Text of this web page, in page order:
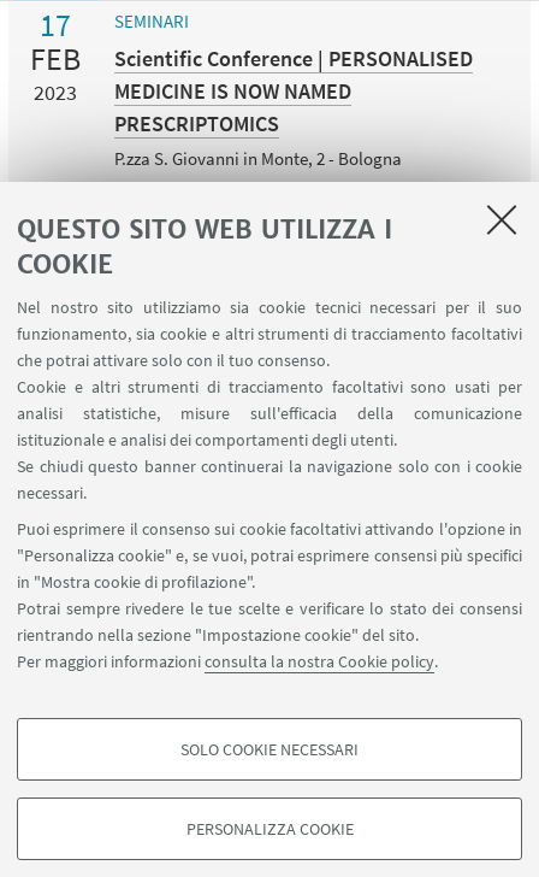
QUESTO SITO WEB UTILIZZA I
COOKIE
Nel nostro sito utilizziamo sia cookie tecnici necessari per il suo
funzionamento, sia cookie e altri strumenti di tracciamento facoltativi
che potrai attivare solo con il tuo consenso.
Cookie e altri strumenti di tracciamento facoltativi sono usati per
analisi statistiche, misure sull'efficacia della comunicazione
istituzionale e analisi dei comportamenti degli utenti.
Se chiudi questo banner continuerai la navigazione solo con i cookie
necessari.
Puoi esprimere il consenso sui cookie facoltativi attivando l'opzione in
"Personalizza cookie" e, se vuoi, potrai esprimere consensi più specifici
in "Mostra cookie di profilazione".
Potrai sempre rivedere le tue scelte e verificare lo stato dei consensi
rientrando nella sezione "Impostazione cookie" del sito.
Per maggiori informazioniconsulta la nostra Cookie policy.
COOKIE DI PROFILAZIONE - FACOLTATIVI
degli utenti, creare profili in base al loro comportamento sul sito, per analisi
di marketing.
SOLO COOKIE NECESSARI
PERSONALIZZA COOKIE
17
FEB
2023
SEMINARI
Scientific Conference | PERSONALISED
MEDICINE IS NOW NAMED
PRESCRIPTOMICS
P.zza S. Giovanni in Monte, 2 - Bologna
interessati, gratuito e senza necessità di
LINK UTILI
Area riservata
SEGUI UNIBO SU:
APP:
©Copyright 2026 - ALMA MATER STUDIORUM - Università di
Bologna - Via Zamboni, 33 - 40126 Bologna - PI: 01131710376 - CF:
80007010376